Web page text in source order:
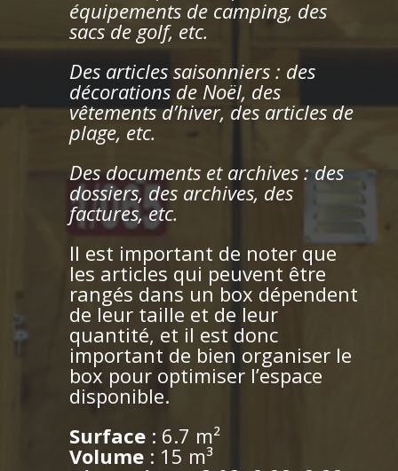
équipements de camping, des
sacs de golf, etc.
Des articles saisonniers : des
décorations de Noël, des
vêtements d’hiver, des articles de
plage, etc.
Des documents et archives : des
dossiers, des archives, des
factures, etc.
Il est important de noter que
les articles qui peuvent être
rangés dans un box dépendent
de leur taille et de leur
quantité, et il est donc
important de bien organiser le
box pour optimiser l’espace
disponible.
Surface: 6.7 m²
Volume: 15 m³